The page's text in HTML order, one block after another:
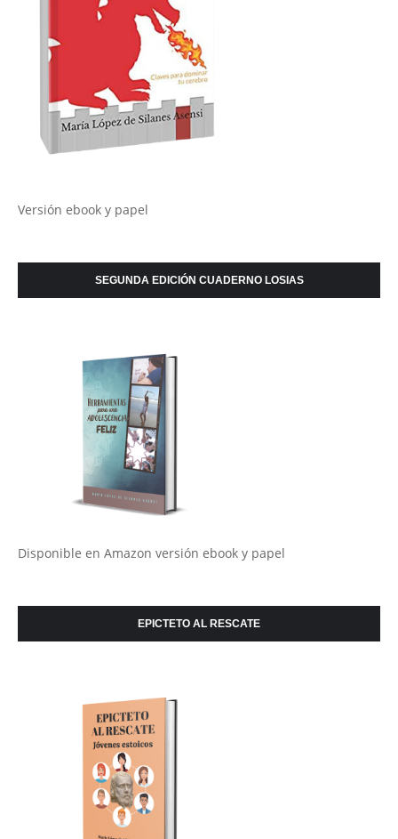
Versión ebook y papel
SEGUNDA EDICIÓN CUADERNO LOSIAS
Disponible en Amazon versión ebook y papel
EPICTETO AL RESCATE